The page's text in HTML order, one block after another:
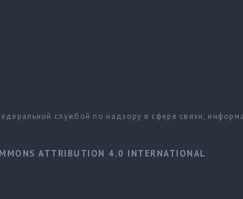
службой по надзору в сфере связи,
ATTRIBUTION 4.0 INTERNATIONAL